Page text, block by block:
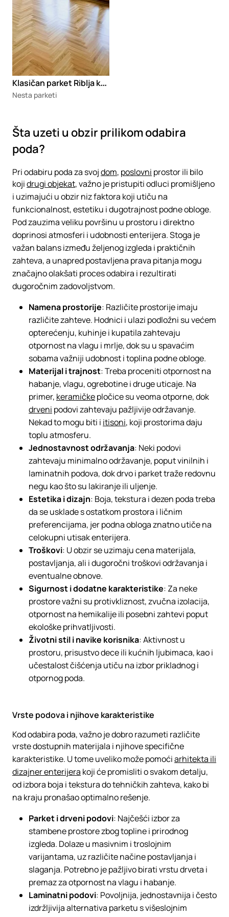
K
lasičan parket Riblja kost
Nesta parketi
Šta uzeti u obzir prilikom odabira
poda?
Pri odabiru poda za svojdom, poslovni prostor ili bilo
kojidrugi objekat, važno je pristupiti odluci promišljeno
i uzimajući u obzir niz faktora koji utiču na
funkcionalnost, estetiku i dugotrajnost podne obloge.
Pod zauzima veliku površinu u prostoru i direktno
doprinosi atmosferi i udobnosti enterijera. Stoga je
važan balans između željenog izgleda i praktičnih
zahteva, a unapred postavljena prava pitanja mogu
značajno olakšati proces odabira i rezultirati
dugoročnim zadovoljstvom.
Namena prostorije: Različite prostorije imaju
različite zahteve. Hodnici i ulazi podložni su većem
opterećenju, kuhinje i kupatila zahtevaju
otpornost na vlagu i mrlje, dok su u spavaćim
sobama važniji udobnost i toplina podne obloge.
Materijal i trajnost: Treba proceniti otpornost na
habanje, vlagu, ogrebotine i druge uticaje. Na
primer, keramičkepločice su veoma otporne, dok
drveni podovi zahtevaju pažljivije održavanje.
Nekad to mogu biti i itisoni, koji prostorima daju
toplu atmosferu.
Jednostavnost održavanja: Neki podovi
zahtevaju minimalno održavanje, poput vinilnih i
laminatnih podova, dok drvo i parket traže redovnu
negu kao što su lakiranje ili uljenje.
Estetika i dizajn: Boja, tekstura i dezen poda treba
da se usklade s ostatkom prostora i ličnim
preferencijama, jer podna obloga znatno utiče na
celokupni utisak enterijera.
Troškovi: U obzir se uzimaju cena materijala,
postavljanja, ali i dugoročni troškovi održavanja i
eventualne obnove.
Sigurnost i dodatne karakteristike: Za neke
prostore važni su protivkliznost, zvučna izolacija,
otpornost na hemikalije ili posebni zahtevi poput
ekološke prihvatljivosti.
Životni stil i navike korisnika: Aktivnost u
prostoru, prisustvo dece ili kućnih ljubimaca, kao i
učestalost čišćenja utiču na izbor prikladnog i
otpornog poda.
Vrste podova i njihove karakteristike
Kod odabira poda, važno je dobro razumeti različite
vrste dostupnih materijala i njihove specifične
karakteristike. U tome uveliko može pomoćiarhitekta ili
dizajner enterijera koji će promisliti o svakom detalju,
od izbora boja i tekstura do tehničkih zahteva, kako bi
na kraju pronašao optimalno rešenje.
Parket i drveni podovi: Najčešći izbor za
stambene prostore zbog topline i prirodnog
izgleda. Dolaze u masivnim i troslojnim
varijantama, uz različite načine postavljanja i
slaganja. Potrebno je pažljivo birati vrstu drveta i
premaz za otpornost na vlagu i habanje.
Laminatni podovi: Povoljnija, jednostavnija i često
izdržljivija alternativa parketu s višeslojnim